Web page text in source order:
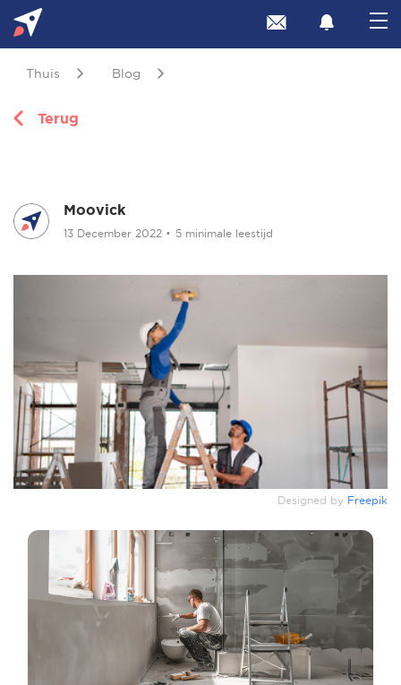
Thuis Blog
Terug
Moovick
13 December 2022 • 5 minimale leestijd
Designed by Freepik